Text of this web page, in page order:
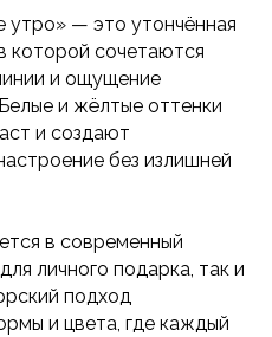
утро» — это утончённая
которой сочетаются
и ощущение
и жёлтые оттенки
и создают
без излишней
в современный
личного подарка, так и
подход
и цвета, где каждый